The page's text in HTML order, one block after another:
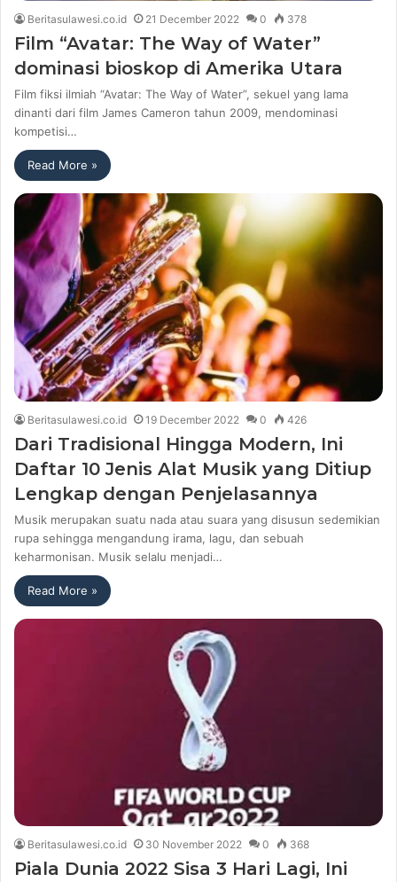
Beritasulawesi.co.id 21 December 2022 0 378
Film “Avatar: The Way of Water”
dominasi bioskop di Amerika Utara
Film fiksi ilmiah “Avatar: The Way of Water”, sekuel yang lama
dinanti dari film James Cameron tahun 2009, mendominasi
kompetisi…
Read More »
Beritasulawesi.co.id 19 December 2022 0 426
Dari Tradisional Hingga Modern, Ini
Daftar 10 Jenis Alat Musik yang Ditiup
Lengkap dengan Penjelasannya
Musik merupakan suatu nada atau suara yang disusun sedemikian
rupa sehingga mengandung irama, lagu, dan sebuah
keharmonisan. Musik selalu menjadi…
Read More »
Beritasulawesi.co.id 30 November 2022 0 368
Piala Dunia 2022 Sisa 3 Hari Lagi, Ini